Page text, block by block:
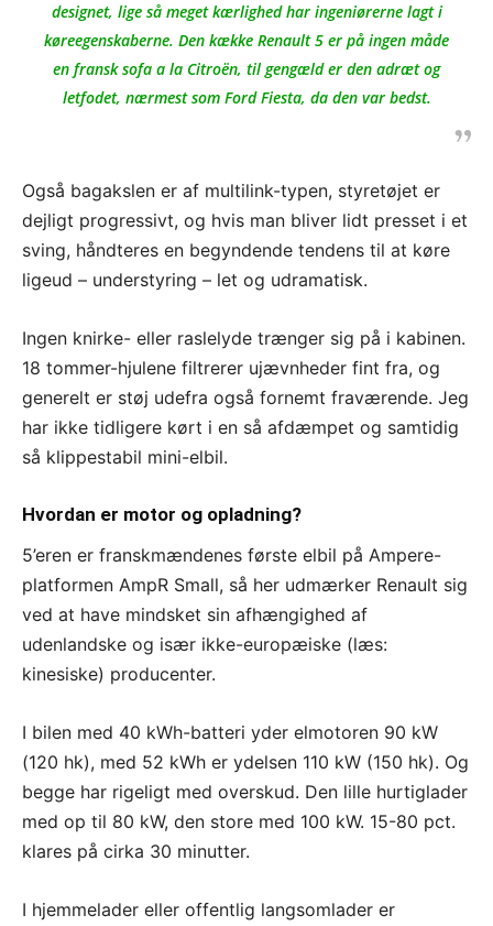
designet, lige så meget kærlighed har ingeniørerne lagt i
køreegenskaberne. Den kække Renault 5 er på ingen måde
en fransk sofa a la Citroën, til gengæld er den adræt og
letfodet, nærmest som Ford Fiesta, da den var bedst.
Også bagakslen er af multilink-typen, styretøjet er
dejligt progressivt, og hvis man bliver lidt presset i et
sving, håndteres en begyndende tendens til at køre
ligeud – understyring – let og udramatisk.
Ingen knirke- eller raslelyde trænger sig på i kabinen.
18 tommer-hjulene filtrerer ujævnheder fint fra, og
generelt er støj udefra også fornemt fraværende. Jeg
har ikke tidligere kørt i en så afdæmpet og samtidig
så klippestabil mini-elbil.
Hvordan er motor og opladning?
5’eren er franskmændenes første elbil på Ampere-
platformen AmpR Small, så her udmærker Renault sig
ved at have mindsket sin afhængighed af
udenlandske og især ikke-europæiske (læs:
kinesiske) producenter.
I bilen med 40 kWh-batteri yder elmotoren 90 kW
(120 hk), med 52 kWh er ydelsen 110 kW (150 hk). Og
begge har rigeligt med overskud. Den lille hurtiglader
med op til 80 kW, den store med 100 kW. 15-80 pct.
klares på cirka 30 minutter.
I hjemmelader eller offentlig langsomlader er